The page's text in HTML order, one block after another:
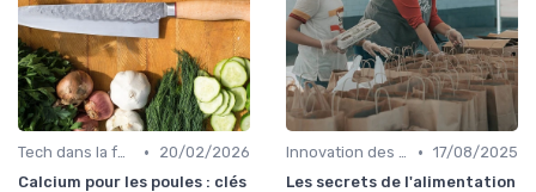
Tech dans la food •
20/02/2026
Calcium pour les poules : clés
Innovation des recettes • 17/08/2025
Les secrets de l'alimentation